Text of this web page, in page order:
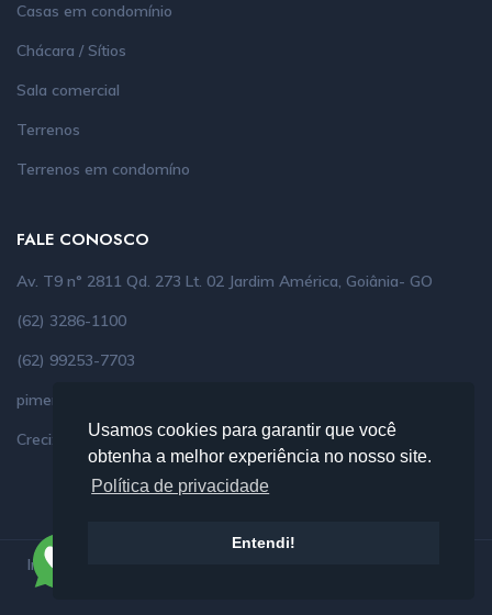
Usamos cookies para garantir que você
obtenha a melhor experiência no nosso site.
Política de privacidade
Entendi!
Casas em condomínio
Chácara / Sítios
Sala comercial
Terrenos
Terrenos em condomíno
FALE CONOSCO
Av. T9 n° 2811 Qd. 273 Lt. 02 Jardim América, Goiânia- GO
(62) 3286-1100
(62) 99253-7703
pimenta.imoveis@bol.com.br
Creci: 6274
Imobase